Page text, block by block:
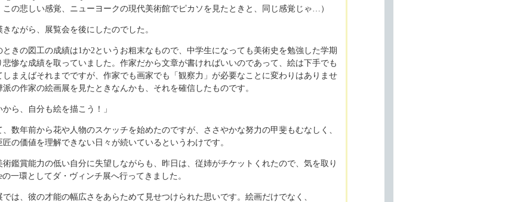
この悲しい感覚、ニューヨークの現代美術館でピカソを見たときと、同じ感覚じゃ…）
ながら、展覧会を後にしたのでした。
ときの図工の成績は1か2というお粗末なもので、中学生になっても美術史を勉強した学期
悲惨な成績を取っていました。作家だから文章が書ければいいのであって、絵は下手でも
しまえばそれまでですが、作家でも画家でも「観察力」が必要なことに変わりはありませ
の作家の絵画展を見たときなんかも、それを確信したものです。
から、自分も絵を描こう！」
、数年前から花や人物のスケッチを始めたのですが、ささやかな努力の甲斐もむなしく、
の価値を理解できない日々が続いているというわけです。
術鑑賞能力の低い自分に失望しながらも、昨日は、従姉がチケットくれたので、気を取り
の一環としてダ・ヴィンチ展へ行ってきました。
では、彼の才能の幅広さをあらためて見せつけられた思いです。絵画だけでなく、